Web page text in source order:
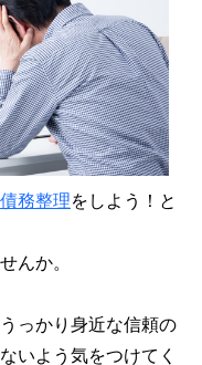
債務整理をしよう！と
んか。
っかり身近な信頼の
いよう気をつけてく